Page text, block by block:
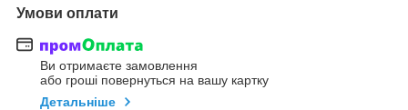
Умови оплати
Ви отримаєте замовлення
або гроші повернуться на вашу картку
Детальніше